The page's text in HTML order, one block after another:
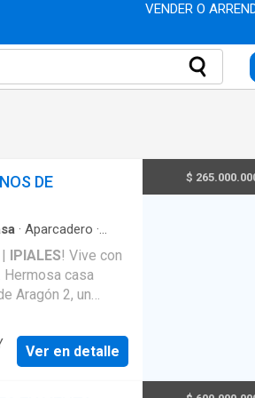
VENDER O
DE
· Aparcadero ·
IPIALES! Vive con
casa
Aragón 2, un
de juegos
comunitario
Iglesia ✔ Centros
Ver en detalle
$